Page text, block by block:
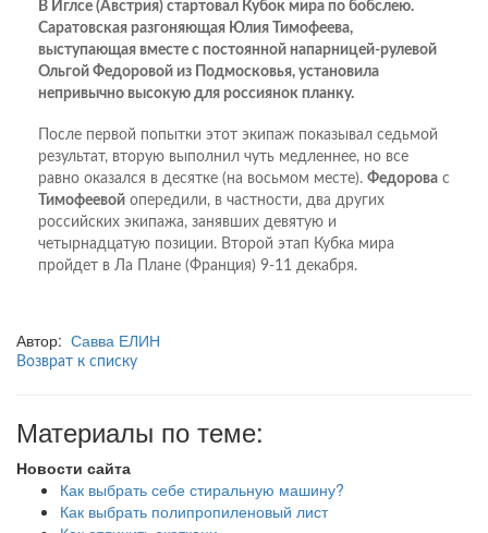
В Иглсе (Австрия) стартовал Кубок мира по бобслею.
Саратовская разгоняющая Юлия Тимофеева,
выступающая вместе с постоянной напарницей-рулевой
Ольгой Федоровой из Подмосковья, установила
непривычно высокую для россиянок планку.
После первой попытки этот экипаж показывал седьмой
результат, вторую выполнил чуть медленнее, но все
равно оказался в десятке (на восьмом месте). Федорова с
Тимофеевой опередили, в частности, два других
российских экипажа, занявших девятую и
четырнадцатую позиции. Второй этап Кубка мира
пройдет в Ла Плане (Франция) 9-11 декабря.
Автор: Савва ЕЛИН
Возврат к списку
Материалы по теме:
Новости сайта
Как выбрать себе стиральную машину?
Как выбрать полипропиленовый лист